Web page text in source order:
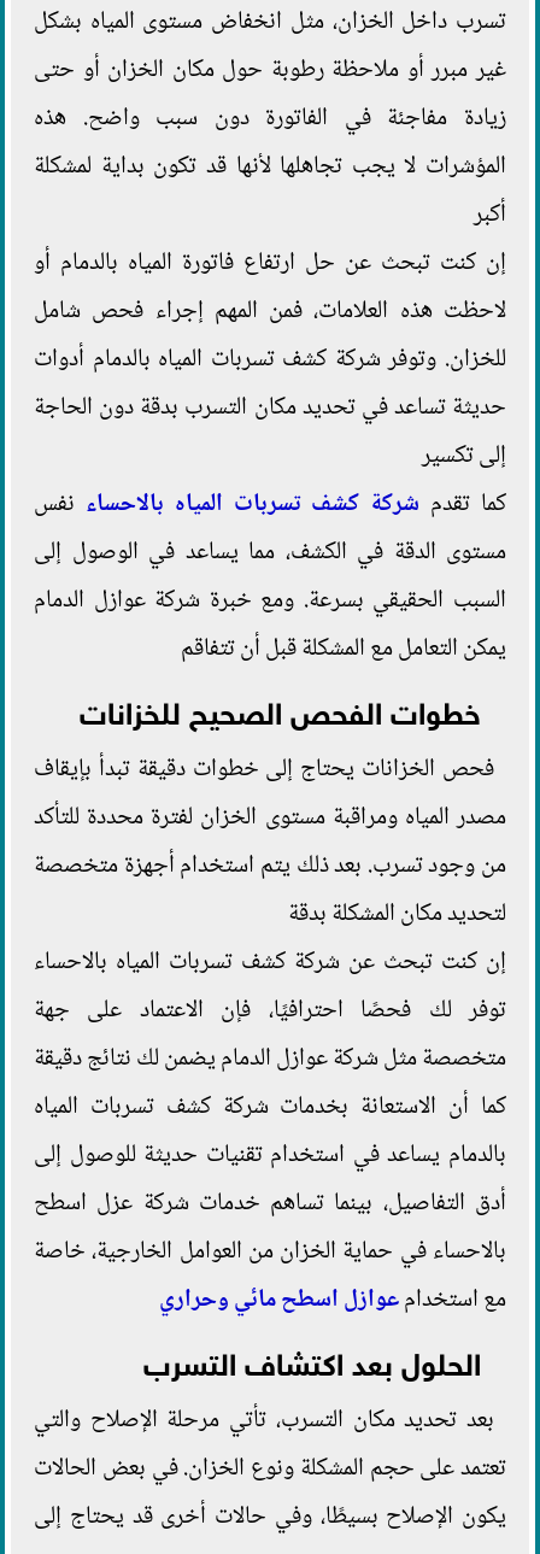
تسرب داخل الخزان، مثل انخفاض مستوى المياه بشكل
غير مبرر أو ملاحظة رطوبة حول مكان الخزان أو حتى
زيادة مفاجئة في الفاتورة دون سبب واضح. هذه
المؤشرات لا يجب تجاهلها لأنها قد تكون بداية لمشكلة
أكبر
إن كنت تبحث عن حل ارتفاع فاتورة المياه بالدمام أو
لاحظت هذه العلامات، فمن المهم إجراء فحص شامل
للخزان. وتوفر شركة كشف تسربات المياه بالدمام أدوات
حديثة تساعد في تحديد مكان التسرب بدقة دون الحاجة
إلى تكسير
كما تقدم شركة كشف تسربات المياه بالاحساء نفس
مستوى الدقة في الكشف، مما يساعد في الوصول إلى
السبب الحقيقي بسرعة. ومع خبرة شركة عوازل الدمام
يمكن التعامل مع المشكلة قبل أن تتفاقم
خطوات الفحص الصحيح للخزانات
فحص الخزانات يحتاج إلى خطوات دقيقة تبدأ بإيقاف
مصدر المياه ومراقبة مستوى الخزان لفترة محددة للتأكد
من وجود تسرب. بعد ذلك يتم استخدام أجهزة متخصصة
لتحديد مكان المشكلة بدقة
إن كنت تبحث عن شركة كشف تسربات المياه بالاحساء
توفر لك فحصًا احترافيًا، فإن الاعتماد على جهة
متخصصة مثل شركة عوازل الدمام يضمن لك نتائج دقيقة
كما أن الاستعانة بخدمات شركة كشف تسربات المياه
بالدمام يساعد في استخدام تقنيات حديثة للوصول إلى
أدق التفاصيل، بينما تساهم خدمات شركة عزل اسطح
بالاحساء في حماية الخزان من العوامل الخارجية، خاصة
مع استخدامعوازل اسطح مائي وحراري
الحلول بعد اكتشاف التسرب
بعد تحديد مكان التسرب، تأتي مرحلة الإصلاح والتي
تعتمد على حجم المشكلة ونوع الخزان. في بعض الحالات
يكون الإصلاح بسيطًا، وفي حالات أخرى قد يحتاج إلى